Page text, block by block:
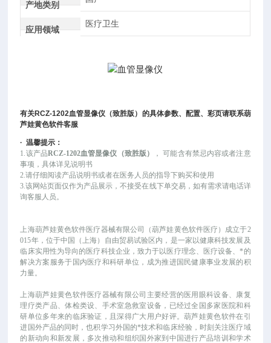
产地类别
应用领域
医疗卫生
有关RCZ-1202血管显像仪（致胜版） 的具体参数、配置、彩页请联系葫
芦娃黄色软件客服
·温馨提示：
1.该产品RCZ-1202血管显像仪（致胜版） ， 可能含有禁忌内容或者注意
事项，具体详见说明书
2.请仔细阅读产品说明书或者在医务人员的指导下购买和使用
3.该网站页面仅作为产品展示，不接受在线下单交易，如有需求请电话详
询客服人员。
上海葫芦娃黄色软件医疗器械有限公司（葫芦娃黄色软件医疗）成立于2
015年，位于中国（上海）自由贸易试验区内，是一家以健康科技发展及
临床实用性为导向的医疗科技企业，致力于以医疗理念、医疗设备、*的
解决方案服务于国内医疗和科研单位，成为推进国民健康事业发展的积
力量。
上海葫芦娃黄色软件医疗器械有限公司主要经营的医用眼科设备、康复
理疗类产品、体检类设、手术室急救室设备，已经过全国多家医院和科
研单位多年来的临床验证，且深得广大用户好评。葫芦娃黄色软件在引
进国外产品的同时，也积学习外国的*技术和临床经验，时刻关注医疗域
的新动向和新发展，多次推动和组织国外家到中国进行产品培训和学术